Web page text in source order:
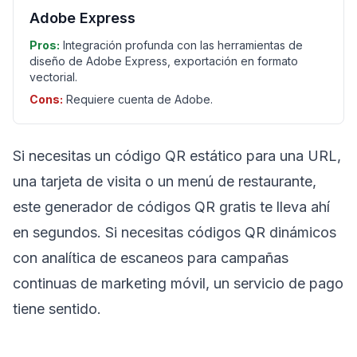
Adobe Express
Pros: Integración profunda con las herramientas de
diseño de Adobe Express, exportación en formato
vectorial.
Cons: Requiere cuenta de Adobe.
Si necesitas un código QR estático para una URL,
una tarjeta de visita o un menú de restaurante,
este generador de códigos QR gratis te lleva ahí
en segundos. Si necesitas códigos QR dinámicos
con analítica de escaneos para campañas
continuas de marketing móvil, un servicio de pago
tiene sentido.